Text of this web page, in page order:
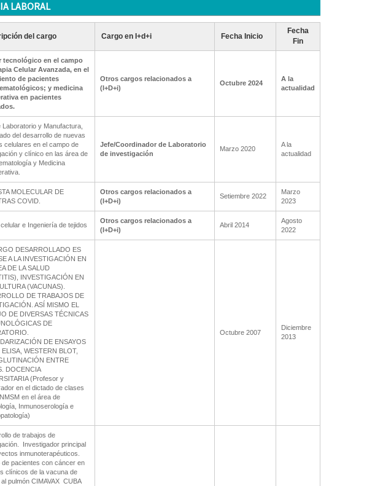
LABORAL
del cargo Cargo en I+d+i Fecha Inicio
Fecha
Fin
tecnológico en el campo
Celular Avanzada, en el
de pacientes
y medicina
en pacientes
Otros cargos relacionados a
(I+D+i)
Octubre 2024
A la
actualidad
Laboratorio y Manufactura,
del desarrollo de nuevas
celulares en el campo de
y clínico en las área de
y Medicina
Jefe/Coordinador de Laboratorio
de investigación
Marzo 2020
A la
actualidad
MOLECULAR DE
COVID.
Otros cargos relacionados a
(I+D+i)
Setiembre 2022
Marzo
2023
e Ingeniería de tejidos
Otros cargos relacionados a
(I+D+i)
Abril 2014
Agosto
2022
DESARROLLADO ES
A LA INVESTIGACIÓN EN
DE LA SALUD
INVESTIGACIÓN EN
(VACUNAS).
DE TRABAJOS DE
ASÍ MISMO EL
DE DIVERSAS TÉCNICAS
DE
DE ENSAYOS
WESTERN BLOT,
ENTRE
DOCENCIA
(Profesor y
en el dictado de clases
en el área de
Inmunoserología e
Octubre 2007
Diciembre
2013
de trabajos de
 Investigador principal
inmunoterapéuticos. 
de pacientes con cáncer en
clínicos de la vacuna de
pulmón CIMAVAX  CUBA